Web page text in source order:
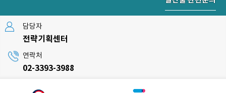
담당자
전략기획센터
연락처
02-3393-3988